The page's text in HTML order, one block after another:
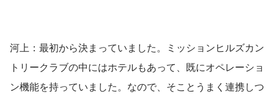
河上：最初から決まっていました。ミッションヒルズカン
トリークラブの中にはホテルもあって、既にオペレーショ
ン機能を持っていました。なので、そことうまく連携しつ